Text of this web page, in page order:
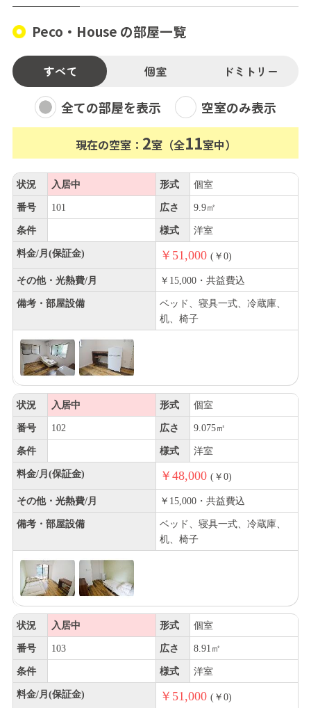
Peco・House の部屋一覧
すべて 個室 ドミトリー
全ての部屋を表示 空室のみ表示
現在の空室： 2室（全11室中）
状況 入居中 形式 個室
番号 101 広さ 9.9㎡
条件 様式 洋室
料金/月(保証金) ￥51,000 (￥0)
その他・光熱費/月 ￥15,000・共益費込
備考・部屋設備
ベッド、寝具一式、冷蔵庫、
机、椅子
状況 入居中 形式 個室
番号 102 広さ 9.075㎡
条件 様式 洋室
料金/月(保証金) ￥48,000 (￥0)
その他・光熱費/月 ￥15,000・共益費込
備考・部屋設備
ベッド、寝具一式、冷蔵庫、
机、椅子
状況 入居中 形式 個室
番号 103 広さ 8.91㎡
条件 様式 洋室
料金/月(保証金) ￥51,000 (￥0)